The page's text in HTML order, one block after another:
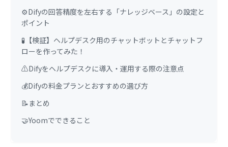
⚙️Difyの回答精度を左右する「ナレッジベース」の設定と
ポイント
🧪【検証】ヘルプデスク用のチャットボットとチャットフ
ローを作ってみた！
⚠️Difyをヘルプデスクに導入・運用する際の注意点
💰Difyの料金プランとおすすめの選び方
📝まとめ
🤝Yoomでできること